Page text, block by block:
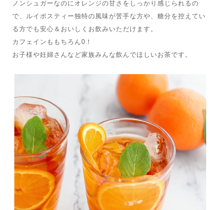
ノンシュガーなのにオレンジの甘さをしっかり感じられるの
で、ルイボスティー独特の風味が苦手な方や、糖分を控えてい
る方でも安心＆おいしくお飲みいただけます。
カフェインももちろん0！
お子様や妊婦さんなど家族みんな飲んでほしいお茶です。